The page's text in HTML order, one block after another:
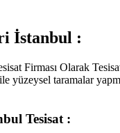
İstanbul :
Firması Olarak
yüzeysel taramalar
Tesisat :